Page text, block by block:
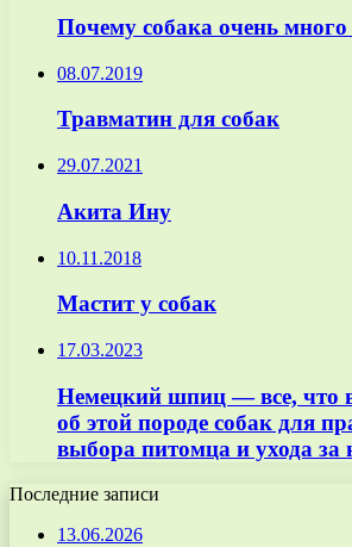
Почему собака очень
08.07.2019
Травматин для собак
29.07.2021
Акита Ину
10.11.2018
Мастит у собак
17.03.2023
Немецкий шпиц — все, что
об этой породе собак для
выбора питомца и ухода за
Последние записи
13.06.2026